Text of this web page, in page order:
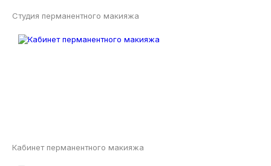
Студия перманентного макияжа
Кабинет перманентного макияжа